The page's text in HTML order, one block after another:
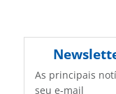
As principais
seu e-mail